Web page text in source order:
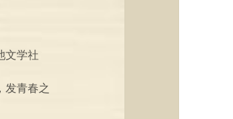
文学社
发青春之